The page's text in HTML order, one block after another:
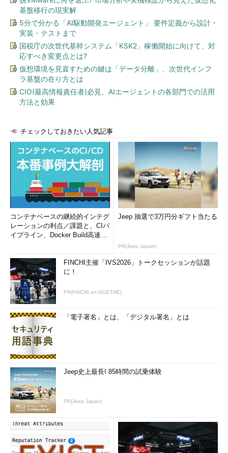
基盤移行の現実解
5分で分かる「AI駆動開発エージェント」 要件定義から設計・
実装・テストまで
国税庁の次世代基幹システム「KSK2」稼働開始に向けて、対
応すべき変更点とは?
仮想環境を見直すための鍵は「データ分離」、次世代インフ
ラ基盤の在り方とは
CIO(最高情報責任者)必見、AIエージェントの各部門での活用
方法と効果
チェックしておきたい人気記事
コンテナベースの継続的インテグ
レーションの利点／課題と、CIパ
イプライン、Docker Build高速化
Jeep 抽選で3万円分ギフト当たる
PR(Jeep Japan)
FINCHI主催「IVS2026」トークセッションが話題
に！
PR(FINCHI on GOETHE)
「電子署名」とは、「デジタル署名」とは
Jeep史上最長! 85時間の試乗体験
PR(Jeep Japan)